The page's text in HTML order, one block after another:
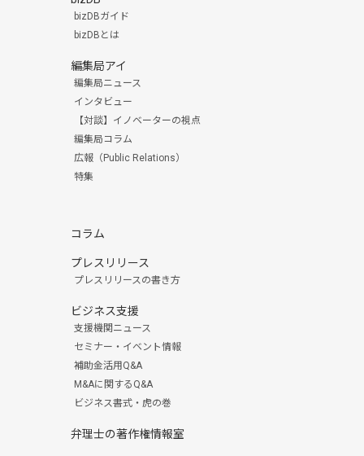
bizDBガイド
bizDBとは
編集局アイ
編集局ニュース
インタビュー
【対談】イノベーターの視点
編集局コラム
広報（Public Relations）
特集
コラム
プレスリリース
プレスリリースの書き方
ビジネス支援
支援機関ニュース
セミナー・イベント情報
補助金活用Q&A
M&Aに関するQ&A
ビジネス書式・虎の巻
弁理士の著作権情報室